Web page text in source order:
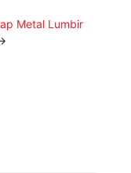
Metal Lumbir